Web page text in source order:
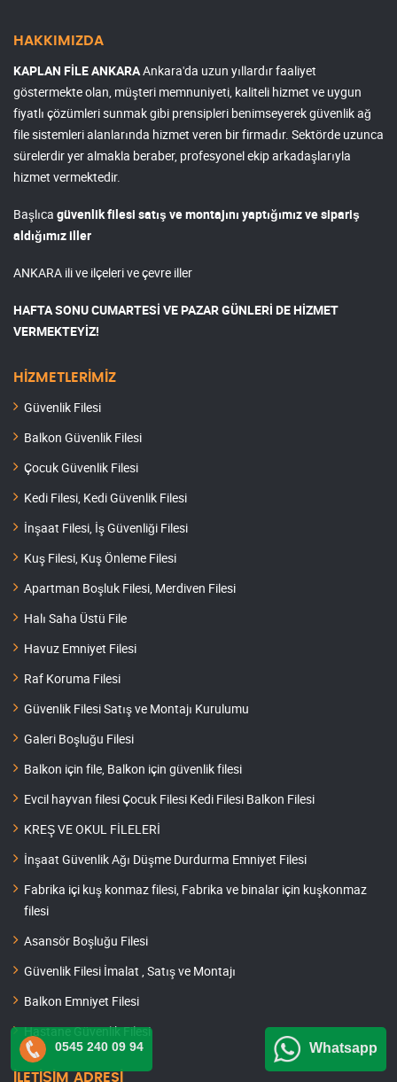
HAKKIMIZDA
KAPLAN FİLE ANKARAAnkara'da uzun yıllardır faaliyet
göstermekte olan, müşteri memnuniyeti, kaliteli hizmet ve uygun
fiyatlı çözümleri sunmak gibi prensipleri benimseyerek güvenlik ağ
file sistemleri alanlarında hizmet veren bir firmadır. Sektörde uzunca
sürelerdir yer almakla beraber, profesyonel ekip arkadaşlarıyla
hizmet vermektedir.
Başlıca güvenlik filesi satış ve montajını yaptığımız ve sipariş
aldığımız iller
ANKARA ili ve ilçeleri ve çevre iller
HAFTA SONU CUMARTESİ VE PAZAR GÜNLERİ DE HİZMET
VERMEKTEYİZ!
HİZMETLERİMİZ
Güvenlik Filesi
Balkon Güvenlik Filesi
Çocuk Güvenlik Filesi
Kedi Filesi, Kedi Güvenlik Filesi
İnşaat Filesi, İş Güvenliği Filesi
Kuş Filesi, Kuş Önleme Filesi
Apartman Boşluk Filesi, Merdiven Filesi
Halı Saha Üstü File
Havuz Emniyet Filesi
Raf Koruma Filesi
Güvenlik Filesi Satış ve Montajı Kurulumu
Galeri Boşluğu Filesi
Balkon için file, Balkon için güvenlik filesi
Evcil hayvan filesi Çocuk Filesi Kedi Filesi Balkon Filesi
KREŞ VE OKUL FİLELERİ
İnşaat Güvenlik Ağı Düşme Durdurma Emniyet Filesi
Fabrika içi kuş konmaz filesi, Fabrika ve binalar için kuşkonmaz
filesi
Asansör Boşluğu Filesi
Güvenlik Filesi İmalat , Satış ve Montajı
Balkon Emniyet Filesi
Hastane Güvenlik Filesi
İLETİŞİM ADRESİ
0545 240 09 94 Whatsapp